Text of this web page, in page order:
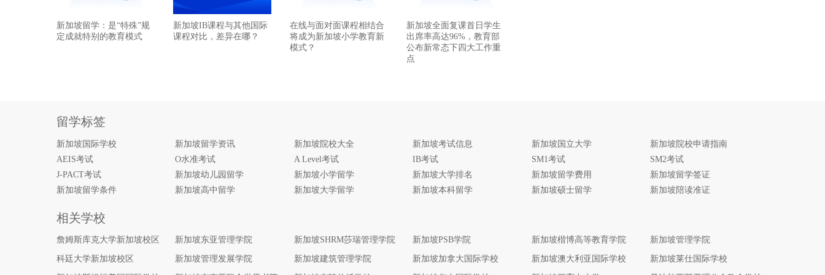
新加坡留学：是“特殊”规
定成就特别的教育模式
新加坡IB课程与其他国际
课程对比，差异在哪？
在线与面对面课程相结合
将成为新加坡小学教育新
模式？
新加坡全面复课首日学生
出席率高达96%，教育部
公布新常态下四大工作重
点
留学标签
新加坡国际学校 新加坡留学资讯 新加坡院校大全 新加坡考试信息 新加坡国立大学
新加坡院校申请指南
AEIS考试
O水准考试 A Level考试 IB考试 SM1考试
SM2考试
J-PACT考试
新加坡幼儿园留学 新加坡小学留学 新加坡大学排名 新加坡留学费用
新加坡留学签证
新加坡留学条件
新加坡高中留学 新加坡大学留学 新加坡本科留学 新加坡硕士留学 新加坡陪读准证
相关学校
詹姆斯库克大学新加坡校区 新加坡东亚管理学院 新加坡SHRM莎瑞管理学院 新加坡PSB学院 新加坡楷博高等教育学院 新加坡管理学院
科廷大学新加坡校区 新加坡管理发展学院 新加坡建筑管理学院 新加坡加拿大国际学校 新加坡澳大利亚国际学校 新加坡莱仕国际学校